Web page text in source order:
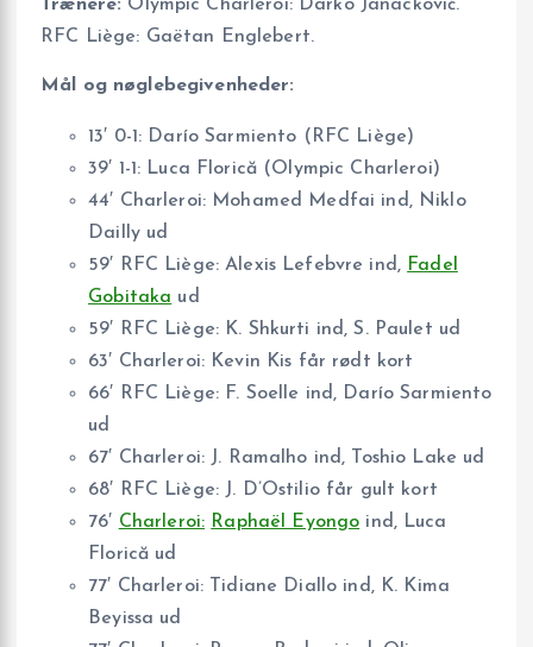
Trænere: Olympic Charleroi: Darko Janacković.
RFC Liège: Gaëtan Englebert.
Mål og nøglebegivenheder:
13′ 0-1: Darío Sarmiento (RFC Liège)
39′ 1-1: Luca Florică (Olympic Charleroi)
44′ Charleroi: Mohamed Medfai ind, Niklo
Dailly ud
59′ RFC Liège: Alexis Lefebvre ind, Fadel
Gobitaka ud
59′ RFC Liège: K. Shkurti ind, S. Paulet ud
63′ Charleroi: Kevin Kis får rødt kort
66′ RFC Liège: F. Soelle ind, Darío Sarmiento
ud
67′ Charleroi: J. Ramalho ind, Toshio Lake ud
68′ RFC Liège: J. D’Ostilio får gult kort
76′ Charleroi: Raphaël Eyongo ind, Luca
Florică ud
77′ Charleroi: Tidiane Diallo ind, K. Kima
Beyissa ud